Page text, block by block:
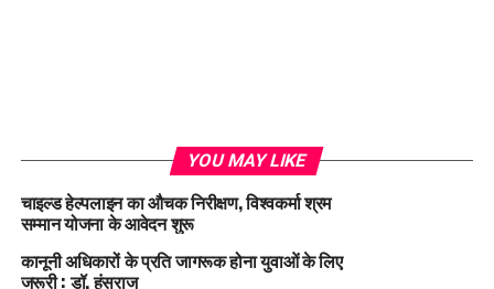
YOU MAY LIKE
चाइल्ड हेल्पलाइन का औचक निरीक्षण, विश्वकर्मा श्रम
सम्मान योजना के आवेदन शुरू
कानूनी अधिकारों के प्रति जागरूक होना युवाओं के लिए
जरूरी : डॉ. हंसराज